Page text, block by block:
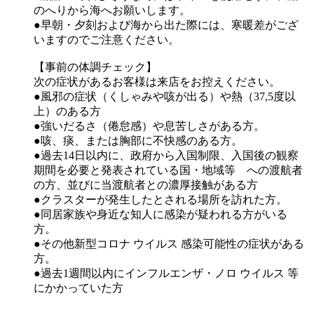
のへりから海へお願いします。
●早朝・夕刻および海から出た際には、寒暖差がござ
いますのでご注意ください。
【事前の体調チェック】
次の症状があるお客様は来店をお控えください。
●風邪の症状（くしゃみや咳が出る）や熱（37,5度以
上）のある方
●強いだるさ（倦怠感）や息苦しさがある方。
●咳、痰、または胸部に不快感のある方。
●過去14日以内に、政府から入国制限、入国後の観察
期間を必要と発表されている国・地域等 への渡航者
の方、並びに当渡航者との濃厚接触がある方
●クラスターが発生したとされる場所を訪れた方。
●同居家族や身近な知人に感染が疑われる方がいる
方。
●その他新型コロナ ウイルス 感染可能性の症状がある
方。
●過去1週間以内にインフルエンザ・ノロ ウイルス 等
にかかっていた方